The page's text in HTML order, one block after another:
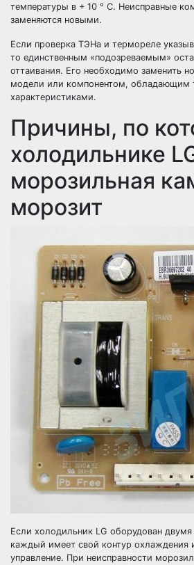
температуры в + 10 ° С. Неисправные
заменяются новыми.
Если проверка ТЭНа и термореле
то единственным «подозреваемым»
оттаивания. Его необходимо заменить
модели или компонентом, обладающим
характеристиками.
Причины, по
холодильнике
морозильная
морозит
Если холодильник LG оборудован
каждый имеет свой контур охлаждения
управление. При неисправности